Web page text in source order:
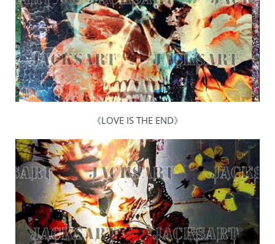
《LOVE IS THE END》